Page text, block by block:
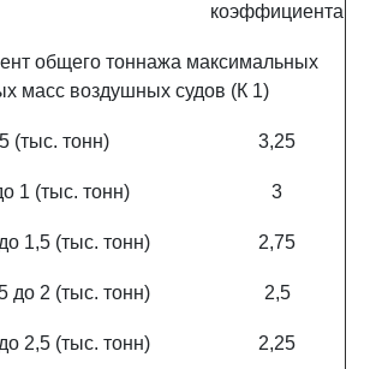
коэффициента
общего тоннажа максимальных
масс воздушных судов (К 1)
(тыс. тонн) 3,25
1 (тыс. тонн) 3
1,5 (тыс. тонн) 2,75
до 2 (тыс. тонн) 2,5
2,5 (тыс. тонн) 2,25